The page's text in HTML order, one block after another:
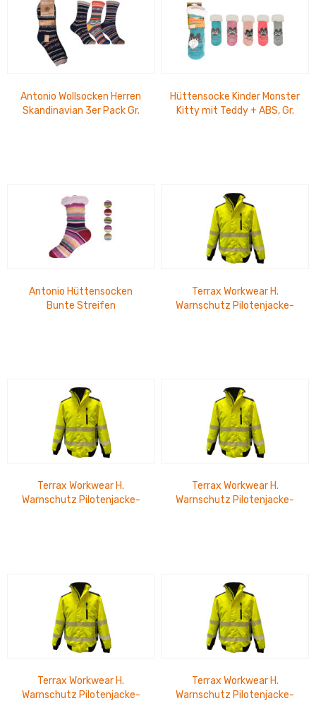
Antonio Wollsocken Herren
Skandinavian 3er Pack Gr.
Hüttensocke Kinder Monster
Kitty mit Teddy + ABS, Gr.
Antonio Hüttensocken
Bunte Streifen
Terrax Workwear H.
Warnschutz Pilotenjacke-
Terrax Workwear H.
Warnschutz Pilotenjacke-
Terrax Workwear H.
Warnschutz Pilotenjacke-
Terrax Workwear H.
Warnschutz Pilotenjacke-
Terrax Workwear H.
Warnschutz Pilotenjacke-